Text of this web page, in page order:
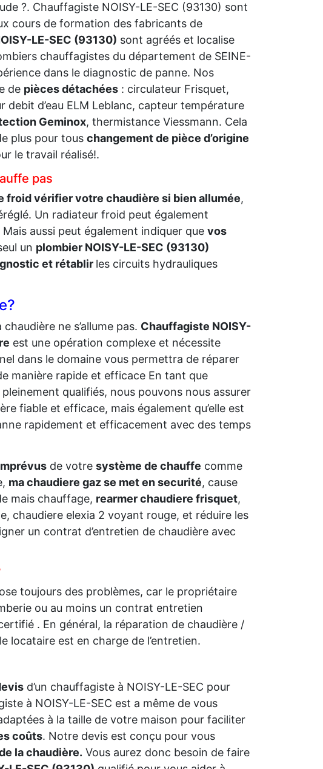
?. Chauffagiste NOISY-LE-SEC (93130) sont
cours de formation des fabricants de
LE-SEC (93130) sont agréés et localise
chauffagistes du département de SEINE-
dans le diagnostic de panne. Nos
de pièces détachées : circulateur Frisquet,
debit d’eau ELM Leblanc, capteur température
Geminox, thermistance Viessmann. Cela
plus pour tous changement de pièce d’origine
le travail réalisé!.
pas
froid vérifier votre chaudière si bien allumée,
Un radiateur froid peut également
aussi peut également indiquer que vos
un plombier NOISY-LE-SEC (93130)
et rétablir les circuits hydrauliques
ne s’allume pas. Chauffagiste NOISY-
est une opération complexe et nécessite
dans le domaine vous permettra de réparer
manière rapide et efficace En tant que
pleinement qualifiés, nous pouvons nous assurer
fiable et efficace, mais également qu’elle est
rapidement et efficacement avec des temps
de votre système de chauffe comme
ma chaudiere gaz se met en securité, cause
mais chauffage, rearmer chaudiere frisquet,
chaudiere elexia 2 voyant rouge, et réduire les
un contrat d’entretien de chaudière avec
toujours des problèmes, car le propriétaire
ou au moins un contrat entretien
. En général, la réparation de chaudière /
locataire est en charge de l’entretien.
d’un chauffagiste à NOISY-LE-SEC pour
à NOISY-LE-SEC est a même de vous
à la taille de votre maison pour faciliter
coûts. Notre devis est conçu pour vous
la chaudière. Vous aurez donc besoin de faire